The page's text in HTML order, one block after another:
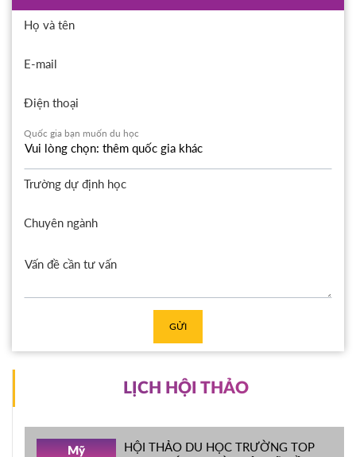
Họ và tên
E-mail
Điện thoại
Quốc gia bạn muốn du học
Trường dự định học
Chuyên ngành
GỬI
LỊCH HỘI THẢO
Mỹ
HỘI THẢO DU HỌC TRƯỜNG TOP